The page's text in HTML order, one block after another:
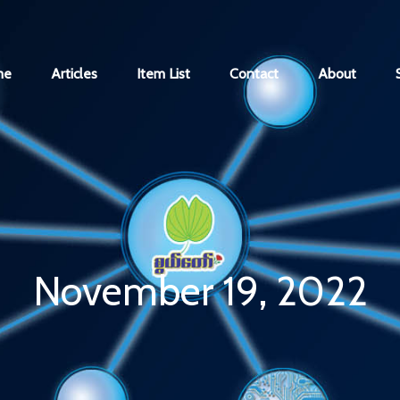
Articles Item List Contact About
November 19, 2022